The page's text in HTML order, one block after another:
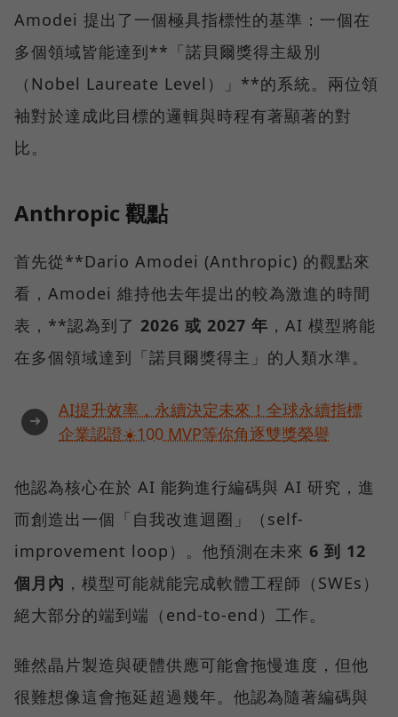
Amodei 提出了一個極具指標性的基準：一個在
多個領域皆能達到**「諾貝爾獎得主級別
（Nobel Laureate Level）」**的系統。兩位領
袖對於達成此目標的邏輯與時程有著顯著的對
比。
Anthropic 觀點
首先從**Dario Amodei (Anthropic) 的觀點來
看，Amodei 維持他去年提出的較為激進的時間
表，**認為到了 2026 或 2027 年 ，AI 模型將能
在多個領域達到「諾貝爾獎得主」的人類水準。
➜
AI提升效率，永續決定未來！全球永續指標
企業認證☀️100 MVP等你角逐雙獎榮譽
他認為核心在於 AI 能夠進行編碼與 AI 研究，進
而創造出一個「自我改進迴圈」（self-
improvement loop）。他預測在未來 6 到 12
個月內 ，模型可能就能完成軟體工程師（SWEs）
絕大部分的端到端（end-to-end）工作。
雖然晶片製造與硬體供應可能會拖慢進度，但他
很難想像這會拖延超過幾年。他認為隨著編碼與